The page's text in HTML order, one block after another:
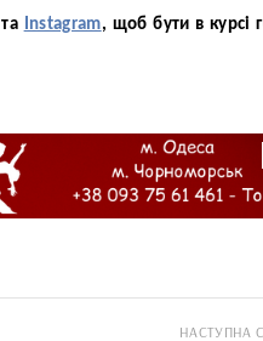
та Instagram, щоб бути в курсі
НАСТУПНА